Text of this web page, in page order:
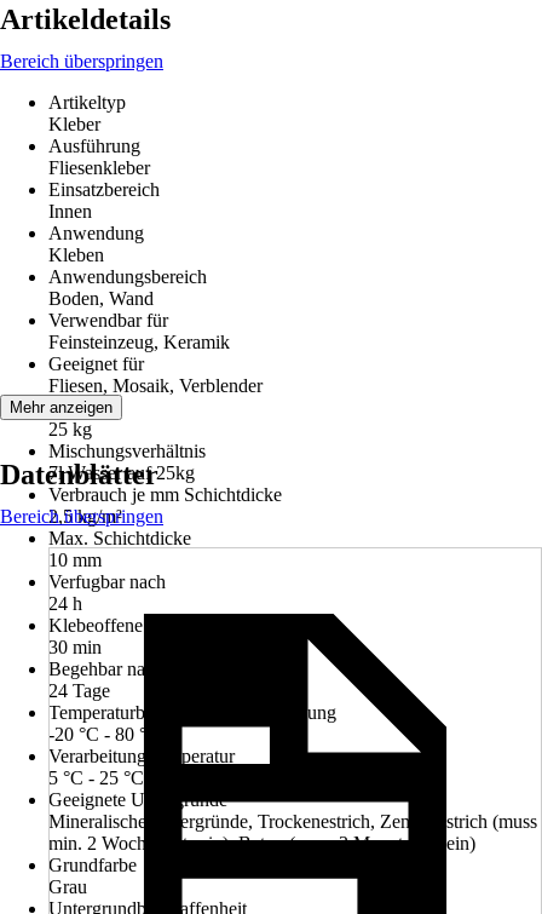
Artikeldetails
Bereich überspringen
Artikeltyp
Kleber
Ausführung
Fliesenkleber
Einsatzbereich
Innen
Anwendung
Kleben
Anwendungsbereich
Boden, Wand
Verwendbar für
Feinsteinzeug, Keramik
Geeignet für
Fliesen, Mosaik, Verblender
Inhalt
25 kg
Mischungsverhältnis
7l Wasser auf 25kg
Verbrauch je mm Schichtdicke
2,5 kg/m²
Max. Schichtdicke
10 mm
Verfugbar nach
24 h
Klebeoffene Zeit
30 min
Begehbar nach ca.
24 Tage
Temperaturbeständigkeit der Klebung
-20 °C - 80 °C
Verarbeitungstemperatur
5 °C - 25 °C
Geeignete Untergründe
Mineralische Untergründe, Trockenestrich, Zementestrich (muss
min. 2 Wochen alt sein), Beton (muss 3 Monate alt sein)
Grundfarbe
Grau
Untergrundbeschaffenheit
Mehr anzeigen
Datenblätter
Bereich überspringen